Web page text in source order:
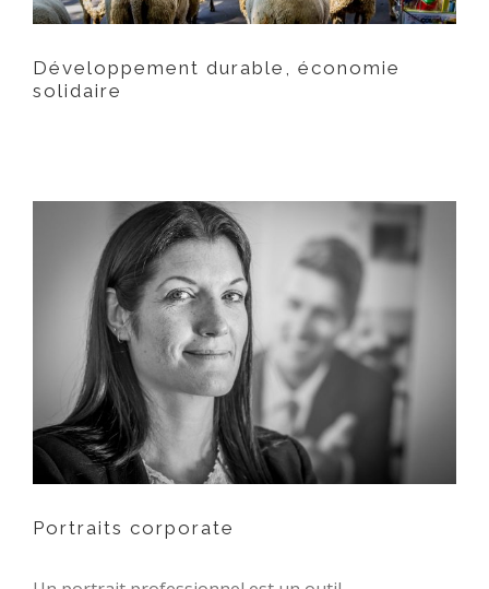
Développement durable, économie
solidaire
Portraits corporate
Portraits corporate